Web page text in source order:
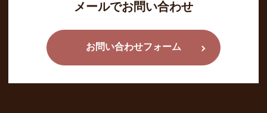
メールでお問い合わせ
お問い合わせフォーム